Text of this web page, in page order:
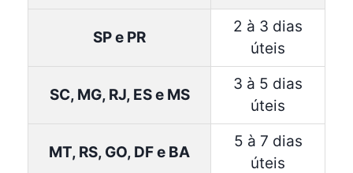
SP e PR
2 à 3 dias
úteis
SC, MG, RJ, ES e MS
3 à 5 dias
úteis
MT, RS, GO, DF e BA
5 à 7 dias
úteis